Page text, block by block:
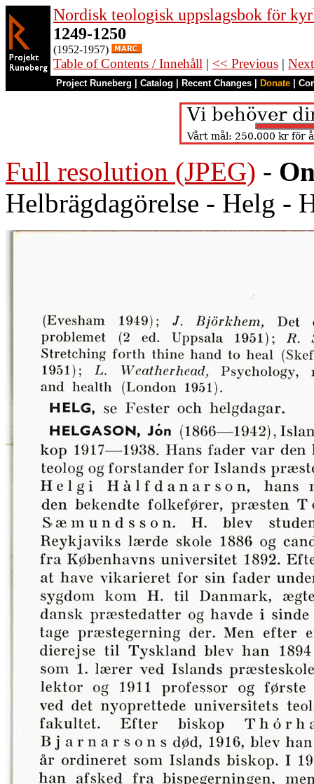
Nordisk teologisk uppslagsbok för
1249-1250
(1952-1957)
Table of Contents / Innehåll | << Previous |
Project Runeberg Catalog Recent Changes Donate
Full resolution (JPEG) -
Helbrägdagörelse - Helg -